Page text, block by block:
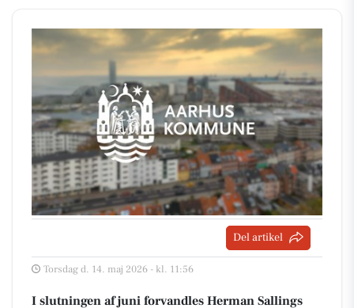
Del artikel
Torsdag d. 14. maj 2026 - kl. 11:56
I slutningen af juni forvandles Herman Sallings